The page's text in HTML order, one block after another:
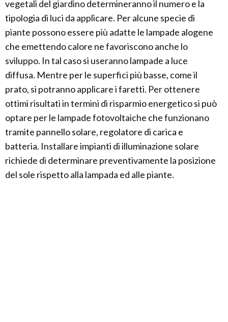
vegetali del giardino determineranno il numero e la
tipologia di luci da applicare. Per alcune specie di
piante possono essere più adatte le lampade alogene
che emettendo calore ne favoriscono anche lo
sviluppo. In tal caso si useranno lampade a luce
diffusa. Mentre per le superfici più basse, come il
prato, si potranno applicare i faretti. Per ottenere
ottimi risultati in termini di risparmio energetico si può
optare per le lampade fotovoltaiche che funzionano
tramite pannello solare, regolatore di carica e
batteria. Installare impianti di illuminazione solare
richiede di determinare preventivamente la posizione
del sole rispetto alla lampada ed alle piante.